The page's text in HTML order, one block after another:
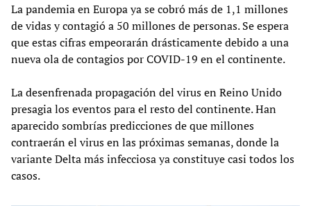
La pandemia en Europa ya se cobró más de 1,1 millones
de vidas y contagió a 50 millones de personas. Se espera
que estas cifras empeorarán drásticamente debido a una
nueva ola de contagios por COVID-19 en el continente.
La desenfrenada propagación del virus en Reino Unido
presagia los eventos para el resto del continente. Han
aparecido sombrías predicciones de que millones
contraerán el virus en las próximas semanas, donde la
variante Delta más infecciosa ya constituye casi todos los
casos.